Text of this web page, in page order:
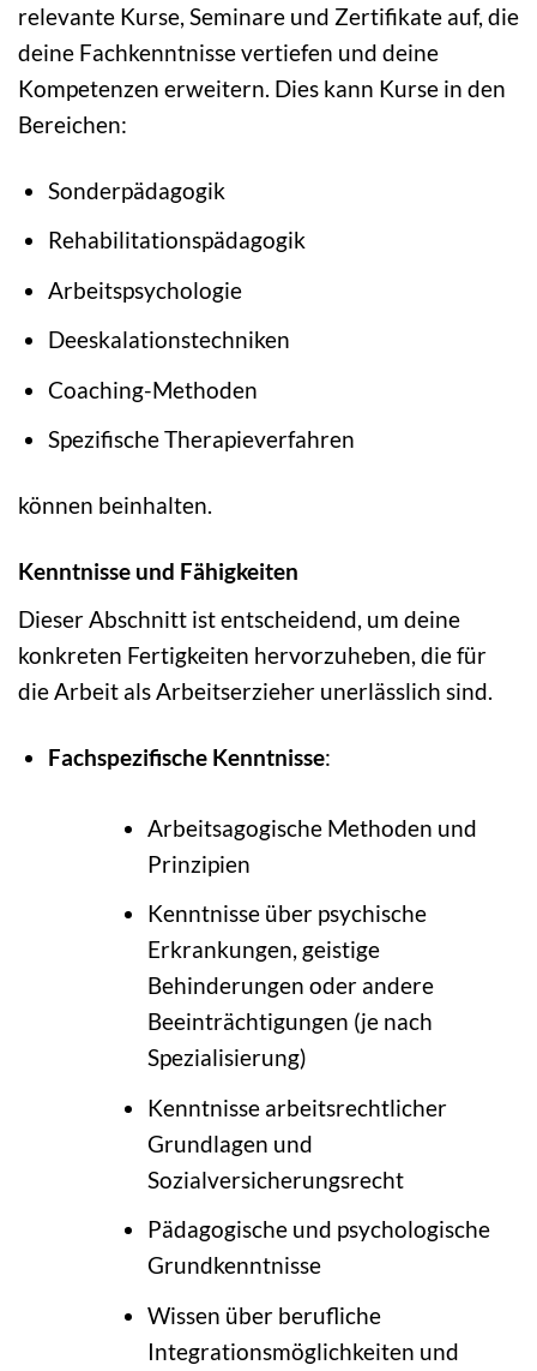
relevante Kurse, Seminare und Zertifikate auf, die
deine Fachkenntnisse vertiefen und deine
Kompetenzen erweitern. Dies kann Kurse in den
Bereichen:
Sonderpädagogik
Rehabilitationspädagogik
Arbeitspsychologie
Deeskalationstechniken
Coaching-Methoden
Spezifische Therapieverfahren
können beinhalten.
Kenntnisse und Fähigkeiten
Dieser Abschnitt ist entscheidend, um deine
konkreten Fertigkeiten hervorzuheben, die für
die Arbeit als Arbeitserzieher unerlässlich sind.
Fachspezifische Kenntnisse:
Arbeitsagogische Methoden und
Prinzipien
Kenntnisse über psychische
Erkrankungen, geistige
Behinderungen oder andere
Beeinträchtigungen (je nach
Spezialisierung)
Kenntnisse arbeitsrechtlicher
Grundlagen und
Sozialversicherungsrecht
Pädagogische und psychologische
Grundkenntnisse
Wissen über berufliche
Integrationsmöglichkeiten und